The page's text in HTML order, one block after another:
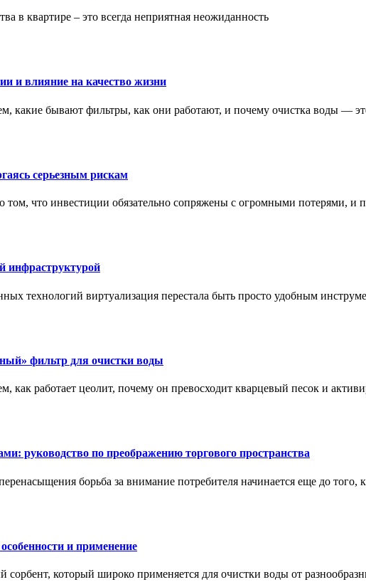
в квартире – это всегда неприятная неожиданность
и влияние на качество жизни
какие бывают фильтры, как они работают, и почему очистка воды —
серьезным рискам
том, что инвестиции обязательно сопряжены с огромными потерями, и
инфраструктурой
технологий виртуализация перестала быть просто удобным
фильтр для очистки воды
как работает цеолит, почему он превосходит кварцевый песок и
руководство по преображению торгового пространства
борьба за внимание потребителя начинается еще до того,
и применение
сорбент, который широко применяется для очистки воды от